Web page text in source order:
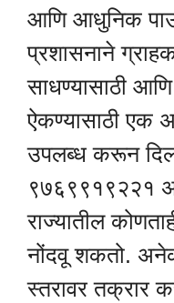
आणि आधुनिक
प्रशासनाने
साधण्यासाठी
ऐकण्यासाठी एक
उपलब्ध करून
९७६९९१९२२१
राज्यातील
नोंदवू शकतो.
स्तरावर तक्रार